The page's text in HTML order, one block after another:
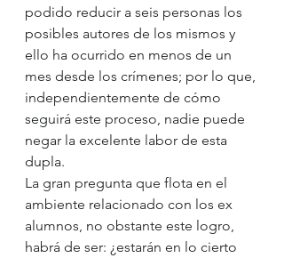
podido reducir a seis personas los
posibles autores de los mismos y
ello ha ocurrido en menos de un
mes desde los crímenes; por lo que,
independientemente de cómo
seguirá este proceso, nadie puede
negar la excelente labor de esta
dupla.
La gran pregunta que flota en el
ambiente relacionado con los ex
alumnos, no obstante este logro,
habrá de ser: ¿estarán en lo cierto